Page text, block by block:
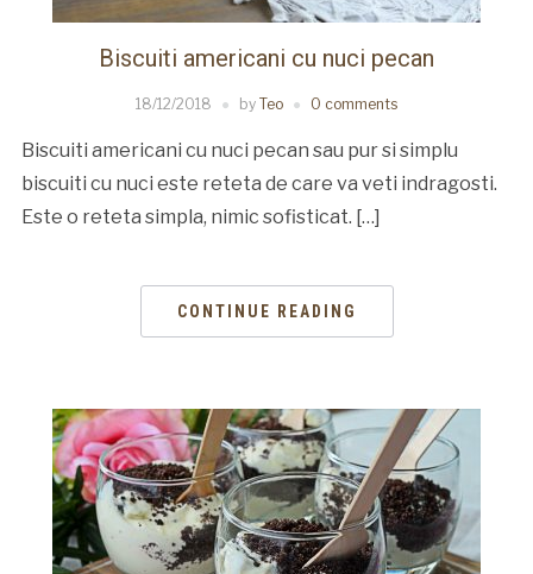
Biscuiti americani cu nuci pecan
18/12/2018 by Teo 0 comments
Biscuiti americani cu nuci pecan sau pur si simplu
biscuiti cu nuci este reteta de care va veti indragosti.
Este o reteta simpla, nimic sofisticat. […]
CONTINUE READING